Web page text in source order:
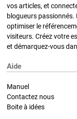
vos articles, et
blogueurs
optimiser le
visiteurs. Créez votre
et démarquez-vous
Aide
Manuel
Contactez nous
Boite à idées